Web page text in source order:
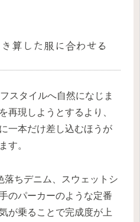
算した服に合わせる
スタイルへ自然になじま
再現しようとするより、
一本だけ差し込むほうが
す。
落ちデニム、スウェットシ
のパーカーのような定番
が乗ることで完成度が上